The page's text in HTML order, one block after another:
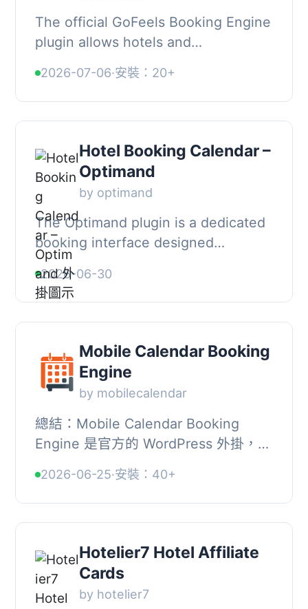
The official GoFeels Booking Engine
plugin allows hotels and
a high-converting, modern
datepicker widget anywher...
2026-07-06·安裝：20+
Hotel Booking Calendar –
Optimand
by optimand
The Optimand plugin is a dedicated
booking interface designed
specifically for the hospitality
industry. It provides a powerful, local
tool to stre...
2026-06-30
Mobile Calendar Booking
Engine
by mobilecalendar
總結：Mobile Calendar Booking
Engine 是官方的 WordPress 外掛，可
接整合到您的網站中。, , 問題與答
案：, - 什麼是 M...
2026-06-25·安裝：40+
Hotelier7 Hotel Affiliate
Cards
by hotelier7